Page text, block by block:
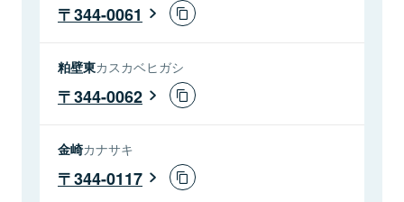
344-0061
粕壁東カスカベヒガシ
344-0062
金崎カナサキ
344-0117